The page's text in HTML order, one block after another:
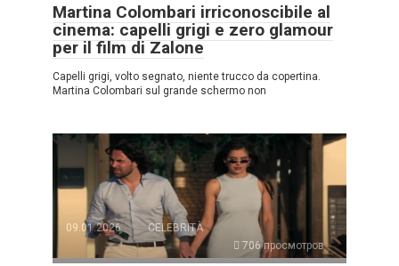
Martina Colombari irriconoscibile al
cinema: capelli grigi e zero glamour
per il film di Zalone
Capelli grigi, volto segnato, niente trucco da copertina.
Martina Colombari sul grande schermo non
09.01.2026
CELEBRITÀ
706 просмотров